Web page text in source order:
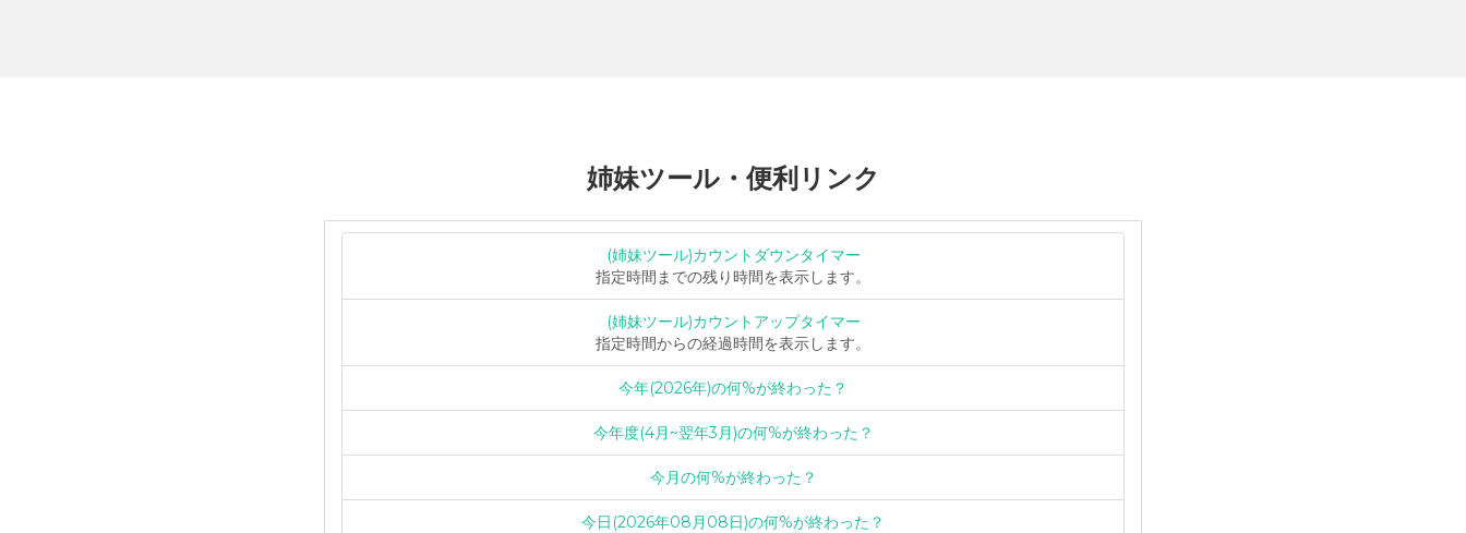
姉妹ツール・便利リンク
(姉妹ツール)カウントダウンタイマー
指定時間までの残り時間を表示します。
(姉妹ツール)カウントアップタイマー
指定時間からの経過時間を表示します。
今年(2026年)の何%が終わった？
今年度(4月~翌年3月)の何%が終わった？
今月の何%が終わった？
今日(2026年08月08日)の何%が終わった？